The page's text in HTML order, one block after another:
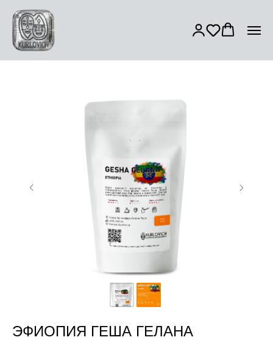
ЮЖНАЯ АМЕРИКА
ЭФИОПИЯ ГЕША ГЕЛАНА